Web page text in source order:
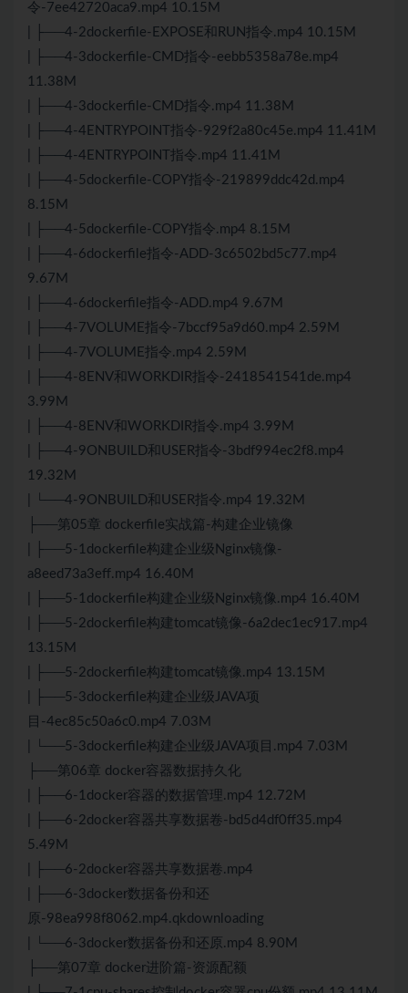
令-7ee42720aca9.mp4 10.15M
| ├──4-2dockerfile-EXPOSE和RUN指令.mp4 10.15M
| ├──4-3dockerfile-CMD指令-eebb5358a78e.mp4
11.38M
| ├──4-3dockerfile-CMD指令.mp4 11.38M
| ├──4-4ENTRYPOINT指令-929f2a80c45e.mp4 11.41M
| ├──4-4ENTRYPOINT指令.mp4 11.41M
| ├──4-5dockerfile-COPY指令-219899ddc42d.mp4
8.15M
| ├──4-5dockerfile-COPY指令.mp4 8.15M
| ├──4-6dockerfile指令-ADD-3c6502bd5c77.mp4
9.67M
| ├──4-6dockerfile指令-ADD.mp4 9.67M
| ├──4-7VOLUME指令-7bccf95a9d60.mp4 2.59M
| ├──4-7VOLUME指令.mp4 2.59M
| ├──4-8ENV和WORKDIR指令-2418541541de.mp4
3.99M
| ├──4-8ENV和WORKDIR指令.mp4 3.99M
| ├──4-9ONBUILD和USER指令-3bdf994ec2f8.mp4
19.32M
| └──4-9ONBUILD和USER指令.mp4 19.32M
├──第05章 dockerfile实战篇-构建企业镜像
| ├──5-1dockerfile构建企业级 Nginx镜像-
a8eed73a3eff.mp4 16.40M
| ├──5-1dockerfile构建企业级 Nginx镜像.mp4 16.40M
| ├──5-2dockerfile构建tomcat镜像-6a2dec1ec917.mp4
13.15M
| ├──5-2dockerfile构建tomcat镜像.mp4 13.15M
| ├──5-3dockerfile构建企业级JAVA项
目-4ec85c50a6c0.mp4 7.03M
| └──5-3dockerfile构建企业级JAVA项目.mp4 7.03M
├──第06章 docker容器数据持久化
| ├──6-1docker容器的数据管理.mp4 12.72M
| ├──6-2docker容器共享数据卷-bd5d4df0ff35.mp4
5.49M
| ├──6-2docker容器共享数据卷.mp4
| ├──6-3docker数据备份和还
原-98ea998f8062.mp4.qkdownloading
| └──6-3docker数据备份和还原.mp4 8.90M
├──第07章 docker进阶篇-资源配额